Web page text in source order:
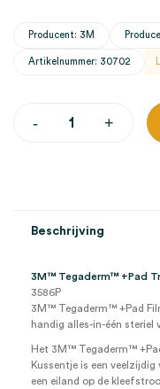
Producent: 3M
Artikelnummer: 30702
-
x
aantal
+
Beschrijving
3M™ Tegaderm™ +Pad
3586P
3M™ Tegaderm™ +Pad
handig alles-in-één steriel
Het 3M™ Tegaderm™
Kussentje is een
een eiland op de